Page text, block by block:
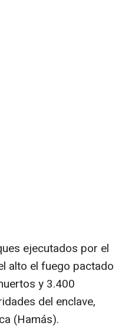
ejecutados por el
alto el fuego pactado
y 3.400
del enclave,
(Hamás).